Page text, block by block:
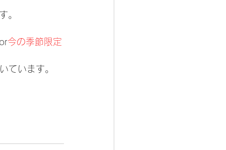
。
or今の季節限定
ています。